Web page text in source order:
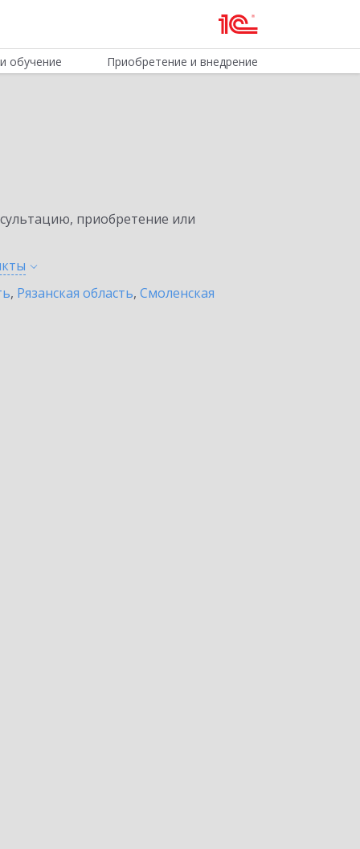
обучение Приобретение и внедрение
приобретение или
, Рязанская область, Смоленская